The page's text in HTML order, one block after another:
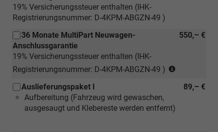
19% Versicherungssteuer enthalten (IHK-
Registrierungsnummer: D-4KPM-ABGZN-49 )
550,– €
36 Monate MultiPart Neuwagen-
Anschlussgarantie
19% Versicherungssteuer enthalten (IHK-
Registrierungsnummer: D-4KPM-ABGZN-49 )
Neuwagen)
89,– €
Auslieferungspaket I
Aufbereitung (Fahrzeug wird gewaschen,
ausgesaugt und Klebereste werden entfernt)